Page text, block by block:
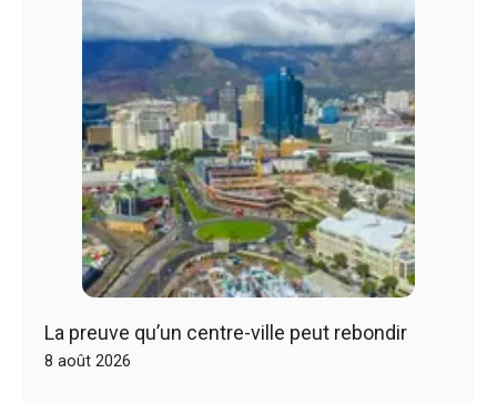
La preuve qu’un centre-ville peut rebondir
8 août 2026